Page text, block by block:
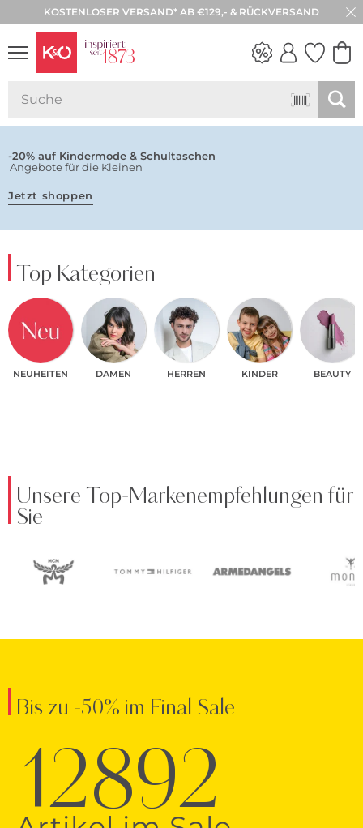
KOSTENLOSER VERSAND* AB €129,- & RÜCKVERSAND
-20% auf Kindermode & Schultaschen
Angebote für die Kleinen
Jetzt shoppen
Top Kategorien
NEUHEITEN DAMEN HERREN KINDER BEAUTY
Unsere Top-Markenempfehlungen für
Sie
Bis zu -50% im Final Sale
12892